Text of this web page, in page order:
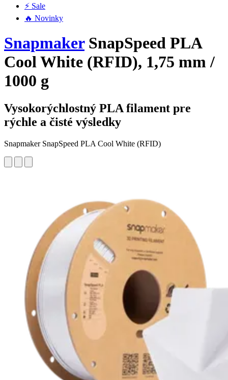
⚡ Sale
🔥 Novinky
SnapmakerSnapSpeed PLA
Cool White (RFID), 1,75 mm /
1000 g
Vysokorýchlostný PLA filament pre
rýchle a čisté výsledky
Snapmaker SnapSpeed PLA Cool White (RFID)